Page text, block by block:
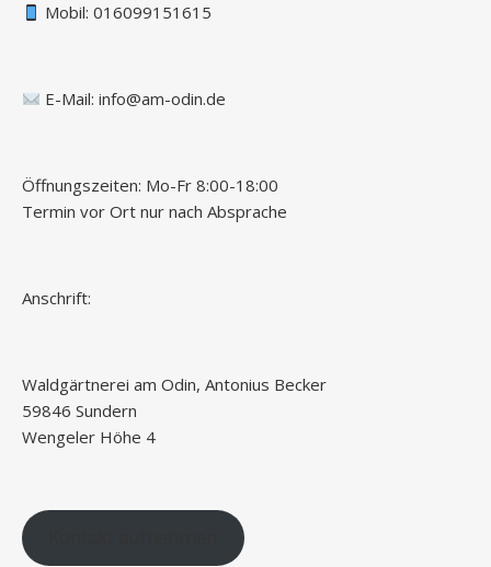
Mobil: 016099151615
E-Mail:info@am-odin.de
Öffnungszeiten: Mo-Fr 8:00-18:00
Termin vor Ort nur nach Absprache
Anschrift:
Waldgärtnerei am Odin, Antonius Becker
59846 Sundern
Wengeler Höhe 4